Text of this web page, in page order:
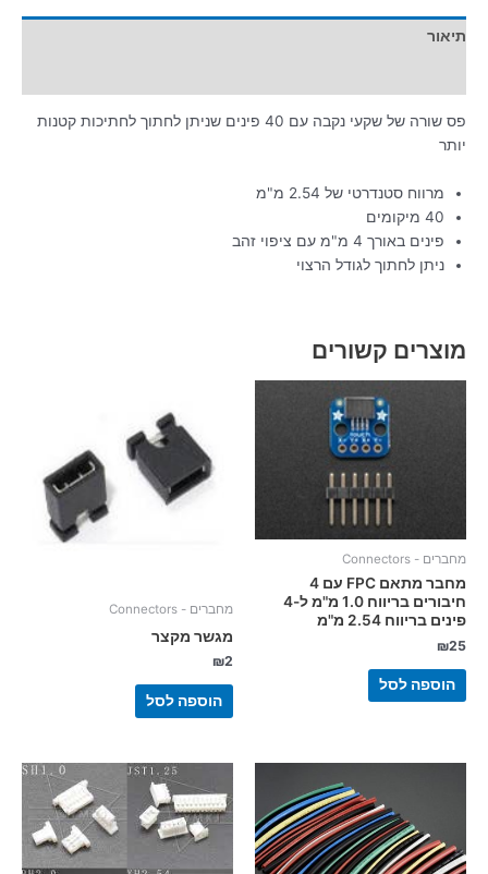
תיאור
פס שורה של שקעי נקבה עם 40 פינים שניתן לחתוך לחתיכות קטנות
יותר
מרווח סטנדרטי של 2.54 מ"מ
40 מיקומים
פינים באורך 4 מ"מ עם ציפוי זהב
ניתן לחתוך לגודל הרצוי
מוצרים קשורים
מחברים - Connectors
מחבר מתאם FPC עם 4
חיבורים בריווח 1.0 מ"מ ל-4
פינים בריווח 2.54 מ"מ
₪25
הוספה לסל
מחברים - Connectors
מגשר מקצר
₪2
הוספה לסל